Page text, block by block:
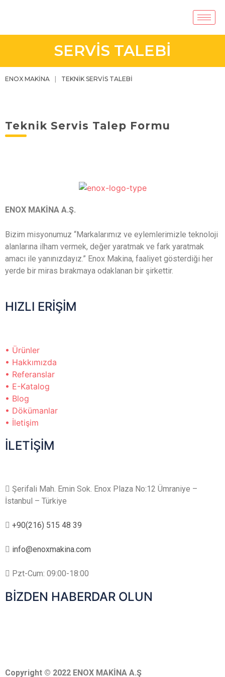
SERVİS TALEBİ
ENOX MAKİNA TEKNİK SERVİS TALEBİ
Teknik Servis Talep Formu
ENOX MAKİNA A.Ş.
Bizim misyonumuz “Markalarımız ve eylemlerimizle teknoloji
alanlarına ilham vermek, değer yaratmak ve fark yaratmak
amacı ile yanınızdayız.” Enox Makina, faaliyet gösterdiği her
yerde bir miras bırakmaya odaklanan bir şirkettir.
HIZLI ERİŞİM
• Ürünler
• Hakkımızda
• Referanslar
• E-Katalog
• Blog
• Dökümanlar
• İletişim
İLETİŞİM
Şerifali Mah. Emin Sok. Enox Plaza No:12 Ümraniye –
İstanbul – Türkiye
+90(216) 515 48 39
info@enoxmakina.com
Pzt-Cum: 09:00-18:00
BİZDEN HABERDAR OLUN
Copyright © 2022 ENOX MAKİNA A.Ş